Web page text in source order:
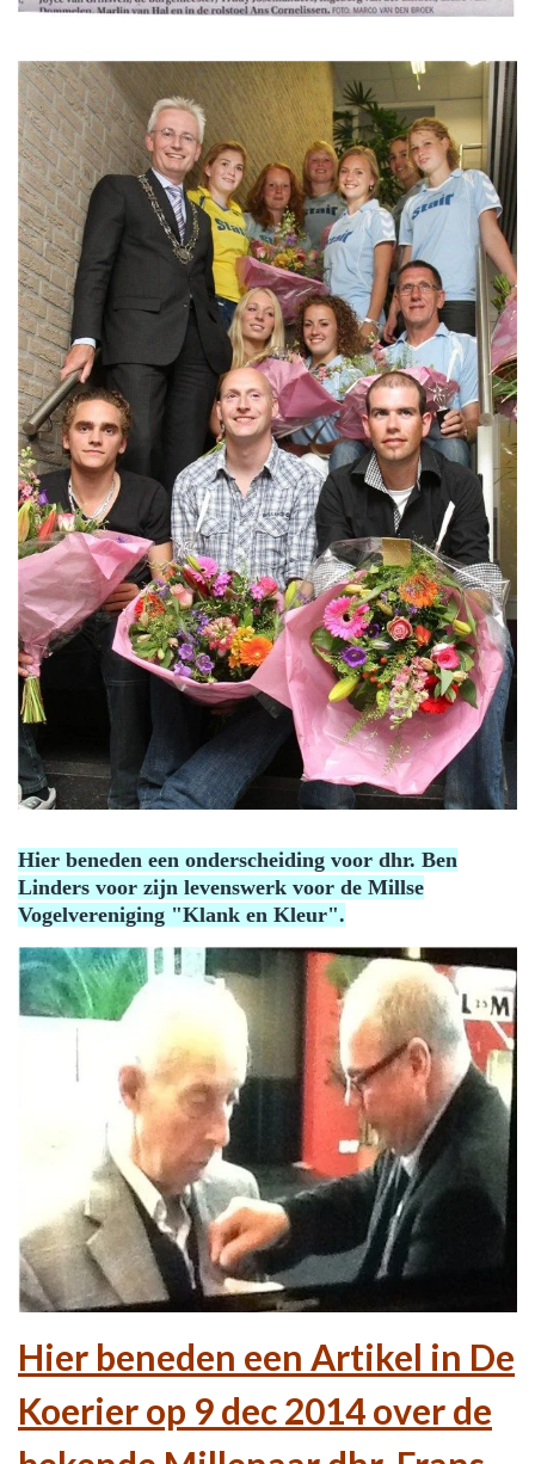
Hier beneden een onderscheiding voor dhr. Ben
Linders voor zijn levenswerk voor de Millse
Vogelvereniging "Klank en Kleur".
Hier beneden een Artikel in De
Koerier op 9 dec 2014 over de